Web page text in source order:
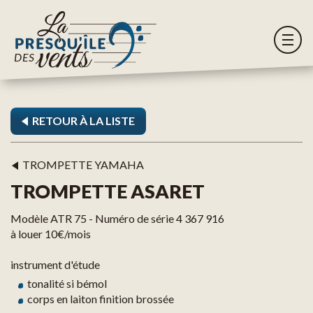
RETOUR À LA LISTE
TROMPETTE YAMAHA
TROMPETTE ASARET
Modèle ATR 75 - Numéro de série 4 367 916
à louer 10€/mois
instrument d'étude
tonalité si bémol
corps en laiton finition brossée